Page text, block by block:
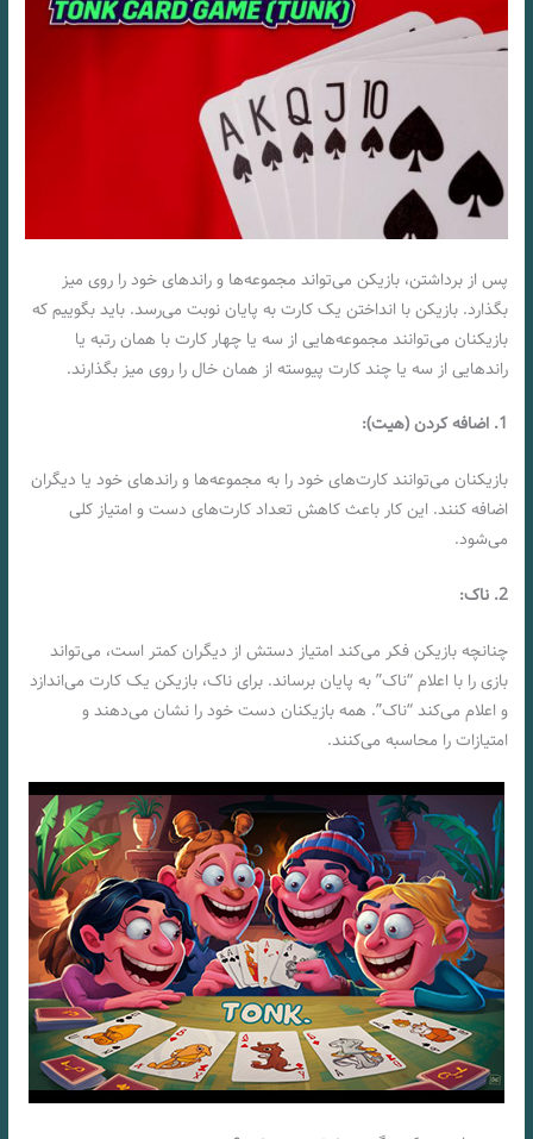
پس از برداشتن، بازیکن می‌تواند مجموعه‌ها و راندهای خود را روی میز
بگذارد. بازیکن با انداختن یک کارت به پایان نوبت می‌رسد. باید بگوییم که
بازیکنان می‌توانند مجموعه‌هایی از سه یا چهار کارت با همان رتبه یا
راندهایی از سه یا چند کارت پیوسته از همان خال را روی میز بگذارند.
1. اضافه کردن (هیت):
بازیکنان می‌توانند کارت‌های خود را به مجموعه‌ها و راندهای خود یا دیگران
اضافه کنند. این کار باعث کاهش تعداد کارت‌های دست و امتیاز کلی
می‌شود.
2. ناک:
چنانچه بازیکن فکر می‌کند امتیاز دستش از دیگران کمتر است، می‌تواند
بازی را با اعلام “ناک” به پایان برساند. برای ناک، بازیکن یک کارت می‌اندازد
و اعلام می‌کند “ناک”. همه بازیکنان دست خود را نشان می‌دهند و
امتیازات را محاسبه می‌کنند.